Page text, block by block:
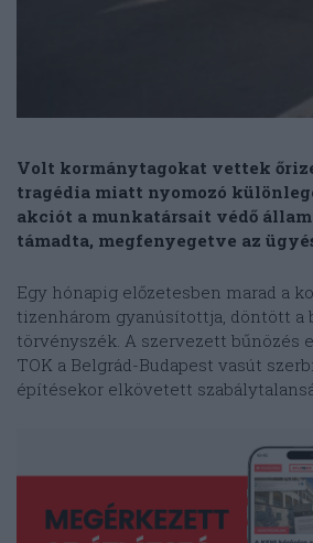
Volt kormánytagokat vettek
tragédia miatt nyomozó
akciót a munkatársait védő
támadta, megfenyegetve az
Egy hónapig előzetesben marad a
tizenhárom gyanúsítottja, döntött a
törvényszék. A szervezett bűnözés
TOK a Belgrád-Budapest vasút
építésekor elkövetett